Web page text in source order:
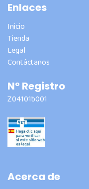
Enlaces
Inicio
Tienda
Legal
Contáctanos
Nº Registro
Z04101b001
Acerca de